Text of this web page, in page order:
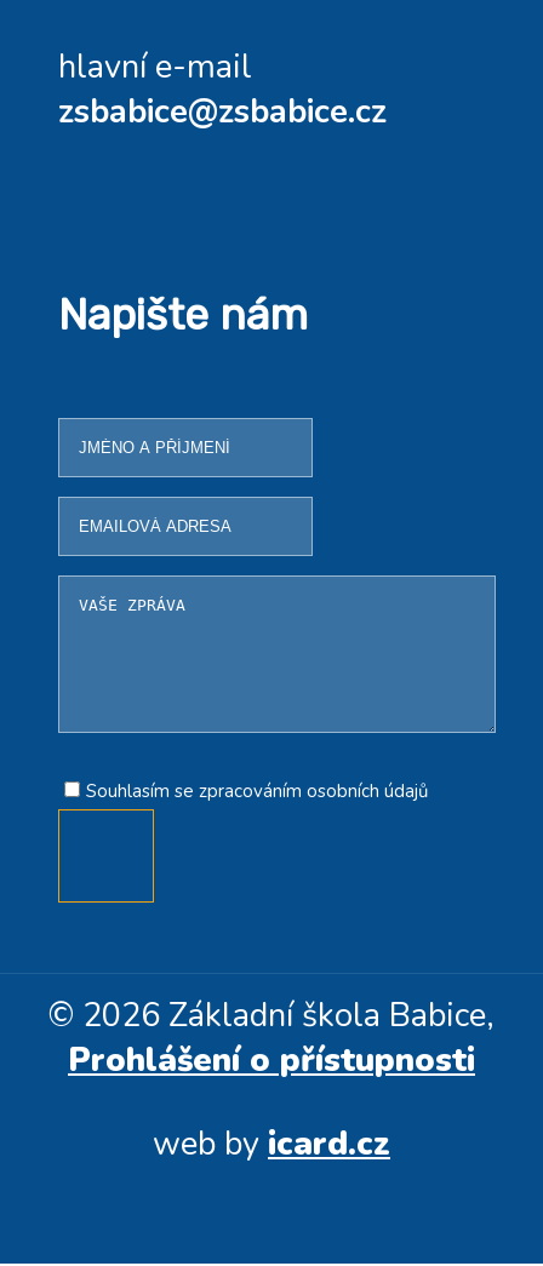
hlavní e-mail
zsbabice@zsbabice.cz
Napište nám
Souhlasím se zpracováním osobních údajů
© 2026 Základní škola Babice,
Prohlášení o přístupnosti
web by icard.cz